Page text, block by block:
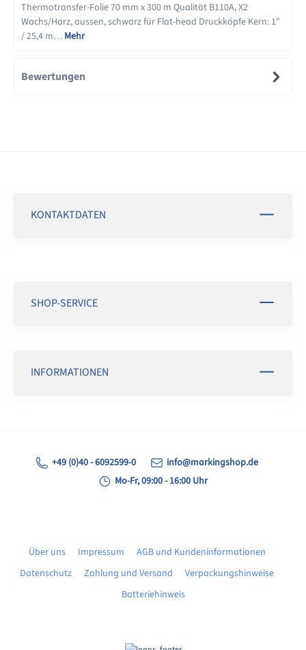
Thermotransfer-Folie 70 mm x 300 m Qualität B110A, X2
Wachs/Harz, aussen, schwarz für Flat-head Druckköpfe Kern: 1"
/ 25,4 m… Mehr
Bewertungen
KONTAKTDATEN
SHOP-SERVICE
INFORMATIONEN
+49 (0)40 - 6092599-0
info@markingshop.de
Mo-Fr, 09:00 - 16:00 Uhr
Über uns Impressum
AGB und Kundeninformationen
Datenschutz
Zahlung und Versand
Verpackungshinweise
Batteriehinweis